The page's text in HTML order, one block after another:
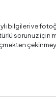
bilgileri ve
sorunuz için